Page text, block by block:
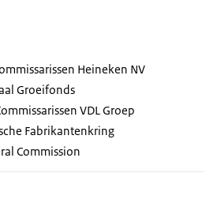
Heineken NV
Groeifonds
VDL Groep
Fabrikantenkring
Commission